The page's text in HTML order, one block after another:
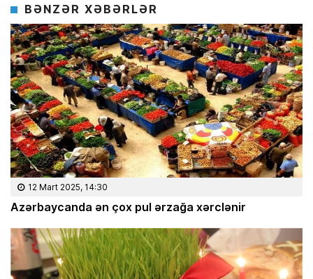
BƏNZƏR XƏBƏRLƏR
12 Mart 2025, 14:30
Azərbaycanda ən çox pul ərzağa xərclənir